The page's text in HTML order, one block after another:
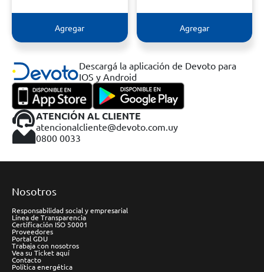
Agregar Agregar
Descargá la aplicación de Devoto para
IOS y Android
ATENCIÓN AL CLIENTE
atencionalcliente@devoto.com.uy
0800 0033
Nosotros
Responsabilidad social y empresarial
Línea de Transparencia
Certificación ISO 50001
Proveedores
Portal GDU
Trabaja con nosotros
Vea su Ticket aquí
Contacto
Política energética